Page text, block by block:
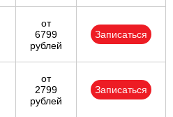
от
6799
рублей
Записаться
от
2799
рублей
Записаться